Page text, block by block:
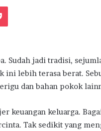
Pocket
Sudah jadi tradisi,
ini lebih terasa berat.
dan bahan pokok
keuangan keluarga.
Tak sedikit yang